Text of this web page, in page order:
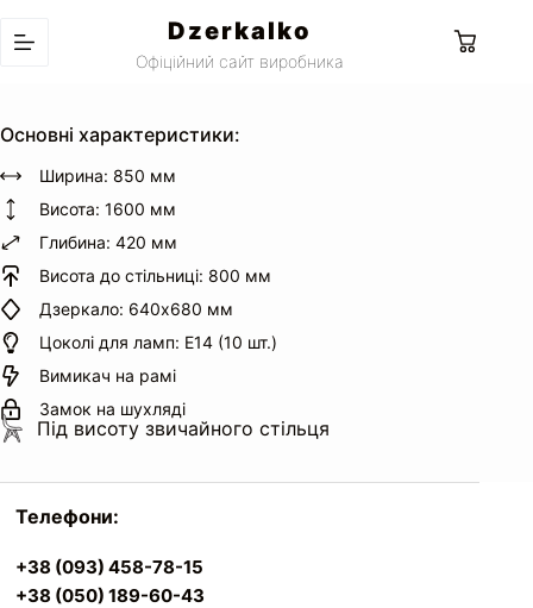
до
Dzerkalko
Офіційний сайт виробника Кошик
Основні характеристики:
Ширина: 850 мм
Висота: 1600 мм
Глибина: 420 мм
Висота до стільниці: 800 мм
Дзеркало: 640х680 мм
Цоколі для ламп: Е14 (10 шт.)
Вимикач на рамі
Замок на шухляді
Під висоту звичайного стільця
Телефони:
+38 (093) 458-78-15
+38 (050) 189-60-43